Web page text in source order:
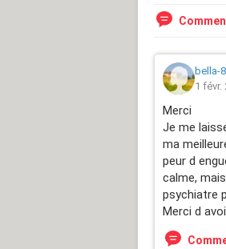
bella-
1 févr.
Merci
Je me
ma
peur d
calme,
psychiatre
Merci d